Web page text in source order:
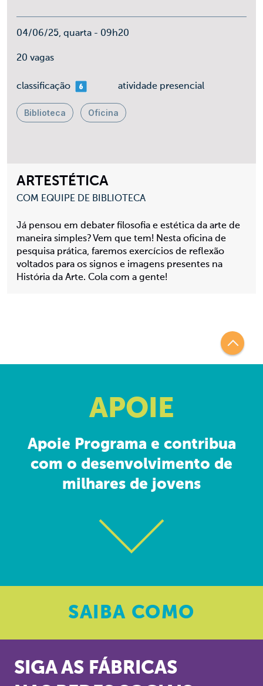
ARTESTÉTICA
COM EQUIPE DE BIBLIOTECA
Já pensou em debater filosofia e estética da arte de
maneira simples? Vem que tem! Nesta oficina de
pesquisa prática, faremos exercícios de reflexão
voltados para os signos e imagens presentes na
História da Arte. Cola com a gente!
04/06/25, quarta - 09h20
20 vagas
classificaçãomais 06 atividade presencial
Biblioteca Oficina
APOIE
Apoie Programa e contribua
com o desenvolvimento de
milhares de jovens
SAIBA COMO
SIGA AS FÁBRICAS